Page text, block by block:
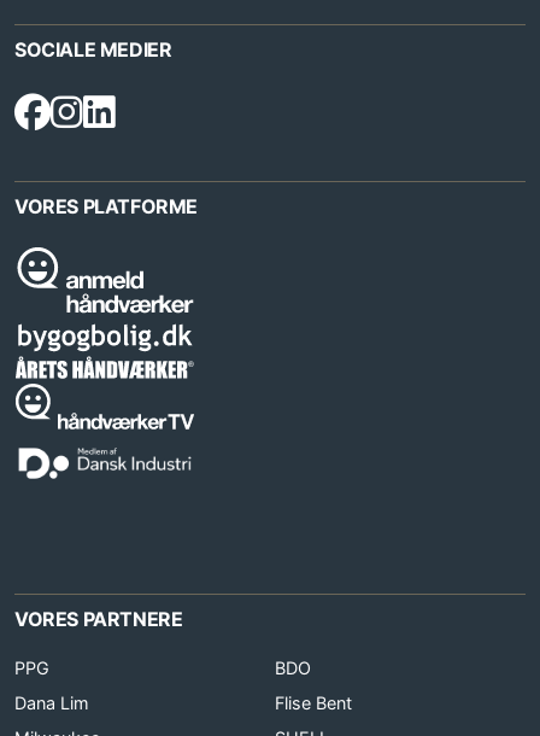
SOCIALE MEDIER
VORES PLATFORME
VORES PARTNERE
PPG
BDO
Dana Lim
Flise Bent